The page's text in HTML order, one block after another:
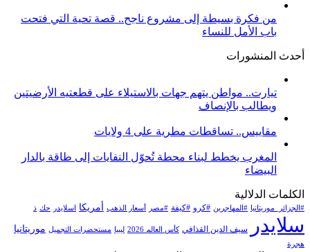
من فكرة بسيطة إلى مشروع ناجح.. قصة تحية التي فتحت
باب الأمل للنساء
أحدث المنشورات
تيارت.. مواطن يتهم جهات بالاستيلاء على قطعتيه الأرضيتين
ويطالب بالإنصاف
مقاييس.. تساقطات مطرية على 4 ولايات
المغرب يخطط لبناء محطة تُحوّل النفايات إلى طاقة بالدار
البيضاء
الكلمات الدلالية
#الجزائر_موريتانيا #المهاجرين #كرو #كيفة #مصر أسعار الذهب أمريكا اسلايدر حك ذ
سلايدر سيف الدين القذافي كأس العالم 2026 ليبيا مستحضرات التجميل موريتانيا
هجرة